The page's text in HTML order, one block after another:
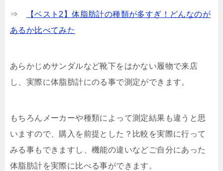
⇒
【ベスト2】体脂肪計の種類が多すぎ！どんなのが
あるか比べてみた
あらかじめサンダルなど靴下をはかない履物で来店
し、実際に体脂肪計にのる事で測定ができます。
もちろんメーカーや種類によって測定結果も違うと思
いますので、購入を前提とした？比較を実際に行って
みる事もできますし、機能の違いなどご自分にあった
体脂肪計を実際に比べる事ができます。